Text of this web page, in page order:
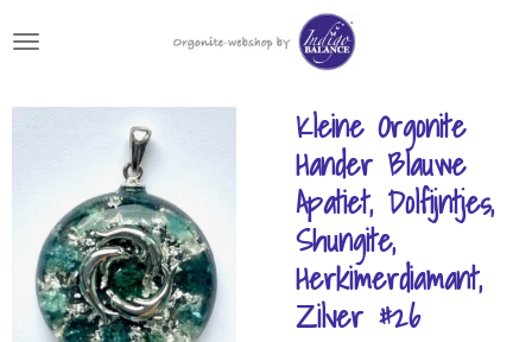
direct
de
hoofdinhoud
Kleine Orgonite
Hander Blauwe
Apatiet, Dolfijntjes,
Shungite,
Herkimerdiamant,
Zilver #26